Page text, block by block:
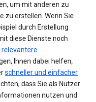
um mit anderen zu
zu erstellen. Wenn Sie
durch Erstellung
diese Dienste noch
relevantere
Ihnen dabei helfen,
schneller und einfacher
dass Sie als Nutzer
nutzen und